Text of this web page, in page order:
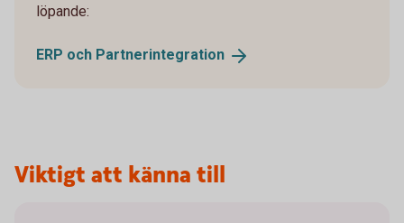
löpande:
ERP och Partnerintegration
Viktigt att känna till